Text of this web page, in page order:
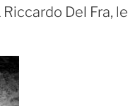
Maudit
le
4.3.2016 »
Del Fra, le